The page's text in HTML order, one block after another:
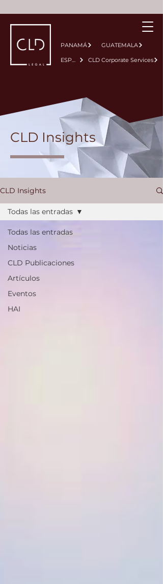
PANAMÁ GUATEMALA
CLD Corporate Services
CLD Insights
CLD Insights
Todas las entradas
Noticias
CLD Publicaciones
Artículos
Eventos
HAI
Todas las entradas